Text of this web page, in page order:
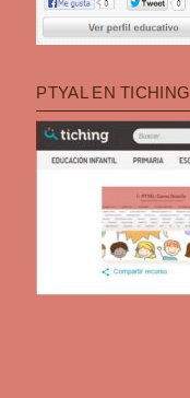
PTYAL EN TICHING